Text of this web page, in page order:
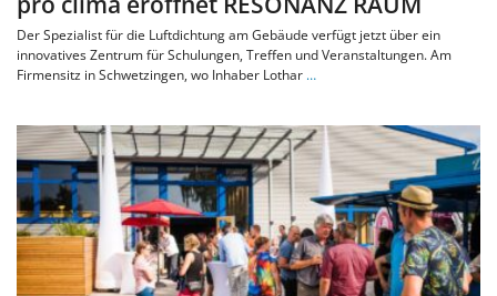
Der Spezialist für die Luftdichtung am Gebäude verfügt jetzt über ein
innovatives Zentrum für Schulungen, Treffen und Veranstaltungen. Am
Firmensitz in Schwetzingen, wo Inhaber Lothar …